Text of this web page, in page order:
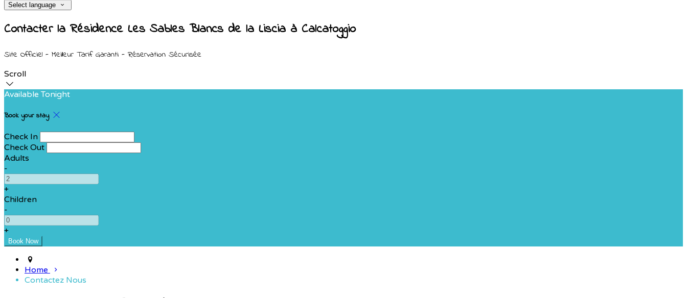
Select language
Contacter la Résidence Les Sables Blancs de la Liscia à Calcatoggio
Site Officiel - Meilleur Tarif Garanti - Réservation Sécurisée
Scroll
Available Tonight
Book your stay
Check In
Check Out
Adults
-
+
Children
-
+
Home
Contactez Nous